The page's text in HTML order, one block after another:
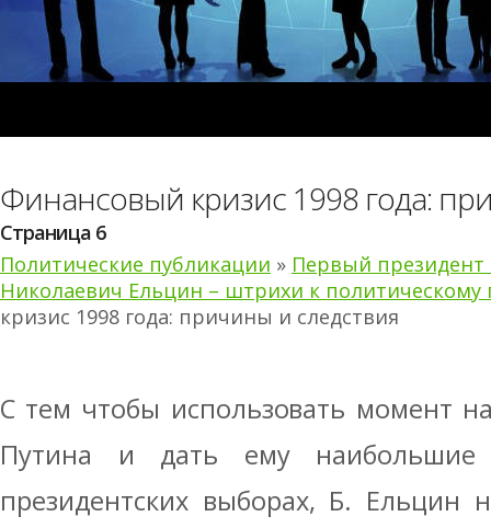
Финансовый кризис 1998 года:
Страница 6
Политические публикации » Первый президент
Николаевич Ельцин – штрихи к политическому
кризис 1998 года: причины и следствия
С тем чтобы использовать момент
Путина и дать ему
президентских выборах, Б. Ельцин